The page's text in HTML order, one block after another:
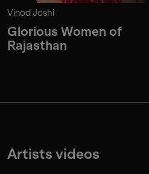
Vinod Joshi
Glorious Women of
Rajasthan
Artists videos